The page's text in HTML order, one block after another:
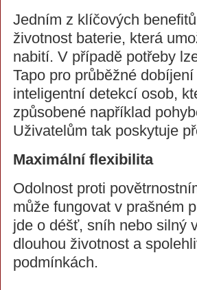
Jedním z klíčových
životnost baterie, která
nabití. V případě potřeby
Tapo pro průběžné
inteligentní detekcí osob,
způsobené například
Uživatelům tak poskytuje
Maximální flexibilita
Odolnost proti
může fungovat v prašném
jde o déšť, sníh nebo silný
dlouhou životnost a
podmínkách.